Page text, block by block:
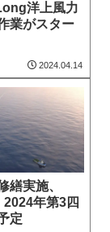
洋上風力
業がスター
2024.04.14
繕実施、
2024年第3四
定